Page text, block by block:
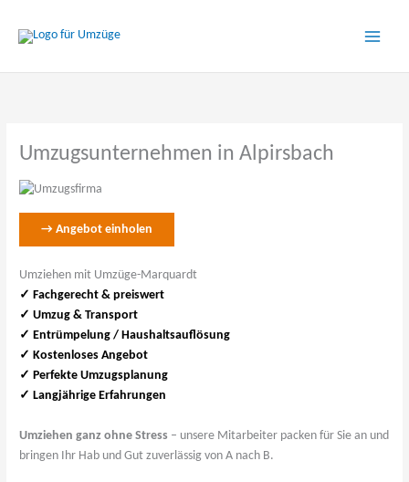
Inhalt
Umzugsunternehmen in Alpirsbach
→ Angebot einholen
Umziehen mit Umzüge-Marquardt
✓ Fachgerecht & preiswert
✓ Umzug & Transport
✓ Entrümpelung / Haushaltsauflösung
✓ Kostenloses Angebot
✓ Perfekte Umzugsplanung
✓ Langjährige Erfahrungen
Umziehen ganz ohne Stress – unsere Mitarbeiter packen für Sie an und
bringen Ihr Hab und Gut zuverlässig von A nach B.